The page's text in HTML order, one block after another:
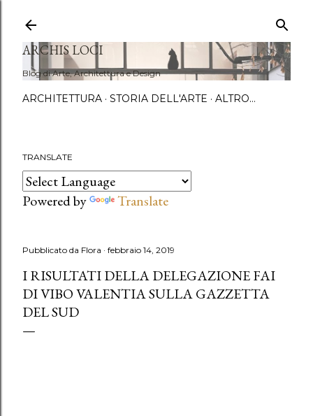
ARCHIS LOCI
Blog di Arte, Architettura e Design
ARCHITETTURA STORIA DELL'ARTE ALTRO…
TRANSLATE
Powered by Translate
Pubblicato da Flora febbraio 14, 2019
I RISULTATI DELLA DELEGAZIONE FAI
DI VIBO VALENTIA SULLA GAZZETTA
DEL SUD